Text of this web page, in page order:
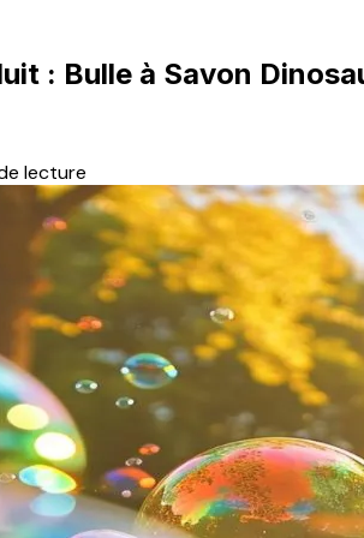
: Bulle à Savon
lecture